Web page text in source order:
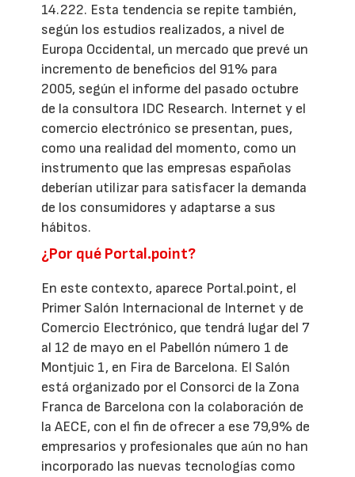
14.222. Esta tendencia se repite también,
según los estudios realizados, a nivel de
Europa Occidental, un mercado que prevé un
incremento de beneficios del 91% para
2005, según el informe del pasado octubre
de la consultora IDC Research. Internet y el
comercio electrónico se presentan, pues,
como una realidad del momento, como un
instrumento que las empresas españolas
deberían utilizar para satisfacer la demanda
de los consumidores y adaptarse a sus
hábitos.
¿Por qué Portal.point?
En este contexto, aparece Portal.point, el
Primer Salón Internacional de Internet y de
Comercio Electrónico, que tendrá lugar del 7
al 12 de mayo en el Pabellón número 1 de
Montjuic 1, en Fira de Barcelona. El Salón
está organizado por el Consorci de la Zona
Franca de Barcelona con la colaboración de
la AECE, con el fin de ofrecer a ese 79,9% de
empresarios y profesionales que aún no han
incorporado las nuevas tecnologías como